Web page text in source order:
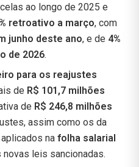
ao longo de 2025 e
retroativo a março, com
junho deste ano, e de 4%
de 2026.
para os reajustes
de R$ 101,7 milhões
de R$ 246,8 milhões
assim como os da
na folha salarial
novas leis sancionadas.